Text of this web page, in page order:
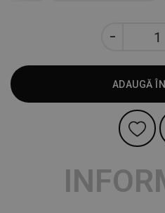
ADAUGĂ